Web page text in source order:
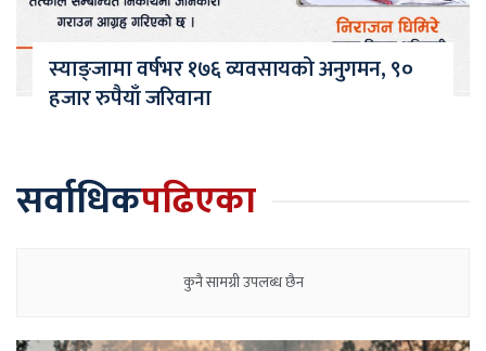
स्याङ्जामा वर्षभर १७६ व्यवसायको अनुगमन, ९०
हजार रुपैयाँ जरिवाना
सर्वाधिकपढिएका
कुनै सामग्री उपलब्ध छैन